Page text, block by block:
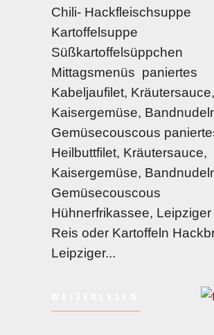
Chili- Hackfleischsuppe
Kartoffelsuppe
Süßkartoffelsüppchen
Mittagsmenüs paniertes
Kabeljaufilet, Kräutersauce,
Kaisergemüse,
Gemüsecouscous
Heilbuttfilet, Kräutersauce,
Kaisergemüse,
Gemüsecouscous
Hühnerfrikassee, Leipziger
Reis oder Kartoffeln
Leipziger